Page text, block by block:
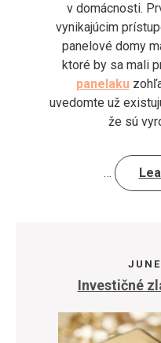
v domácnosti.
vynikajúcim
panelové domy
ktoré by sa mali
panelaku
uvedomte už
že sú
…
Investičné